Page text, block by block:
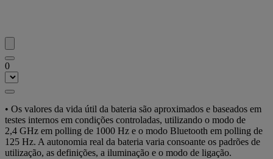
0
• Os valores da vida útil da bateria são aproximados e baseados em
testes internos em condições controladas, utilizando o modo de
2,4 GHz em polling de 1000 Hz e o modo Bluetooth em polling de
125 Hz. A autonomia real da bateria varia consoante os padrões de
utilização, as definições, a iluminação e o modo de ligação.